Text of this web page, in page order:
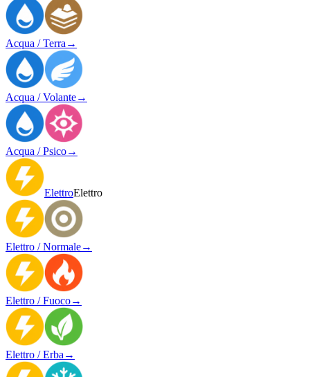
Acqua / Terra →
Acqua / Volante→
Acqua / Psico→
ElettroElettro
Elettro / Normale→
Elettro / Fuoco→
Elettro / Erba →